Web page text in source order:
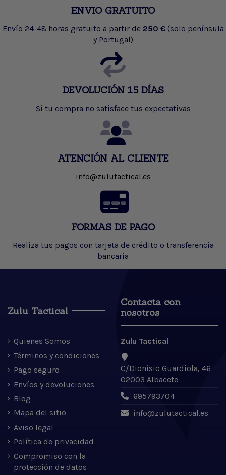
ENVIO GRATUITO
Envío 24-48 horas gratuito a partir de 250 € (solo península
y Portugal)
DEVOLUCIÓN 15 DÍAS
Si tu compra no satisface tus expectativas
ATENCIÓN AL CLIENTE
info@zulutactical.es
FORMAS DE PAGO
Realiza tus pagos con tarjeta de crédito o transferencia
bancaria
Zulu Tactical
Quienes Somos
Términos y condiciones
Pago seguro
Envíos y devoluciones
Blog
Mapa del sitio
Aviso legal
Política de privacidad
Compromiso con la
protección de datos
Contacta con
nosotros
Zulu Tactical
C/Dionisio Guardiola, 46
02003 Albacete
695793704
info@zulutactical.es